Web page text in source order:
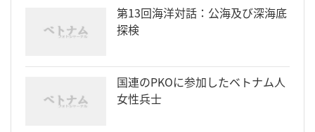
第13回海洋対話：公海及び深海底
探検
国連のPKOに参加したベトナム人
女性兵士